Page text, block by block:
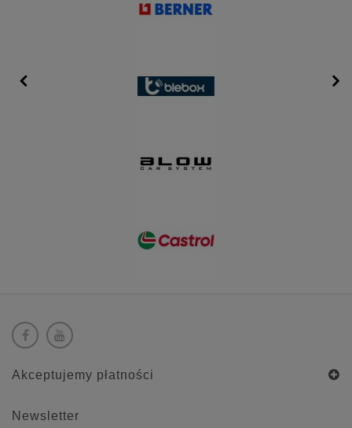
Akceptujemy płatności
Newsletter